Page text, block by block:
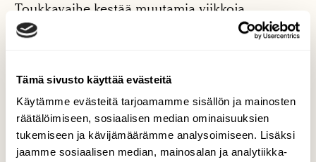
Tämä sivusto käyttää evästeitä
Käytämme evästeitä tarjoamamme sisällön ja mainosten
räätälöimiseen, sosiaalisen median ominaisuuksien
tukemiseen ja kävijämäärämme analysoimiseen. Lisäksi
jaamme sosiaalisen median, mainosalan ja analytiikka-
Toukkavaihe kestää muutamia viikkoja,
kotelossa köllöttely viikon, ja aikuiset kömpivät
esiin heinä-elokuussa. Syksyn
maanpinnan karikkeeseen talvehtimaan, ja
lisääntyvät vasta seuraavana kesänä.
Kaupunkien leppäkerttuniityt saisi taas
vapauttaa asfalttikuortensa alta pirkkojen